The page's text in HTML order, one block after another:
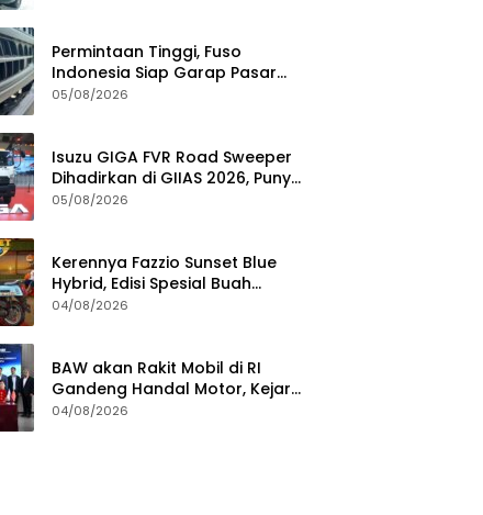
Permintaan Tinggi, Fuso
Indonesia Siap Garap Pasar
Truk Bekas
05/08/2026
Isuzu GIGA FVR Road Sweeper
Dihadirkan di GIIAS 2026, Punya
Seabrek Keunggulan
05/08/2026
Kerennya Fazzio Sunset Blue
Hybrid, Edisi Spesial Buah
Kolaborasi dengan Alkateri
04/08/2026
BAW akan Rakit Mobil di RI
Gandeng Handal Motor, Kejar
TKDN Minimal 40 Persen
04/08/2026